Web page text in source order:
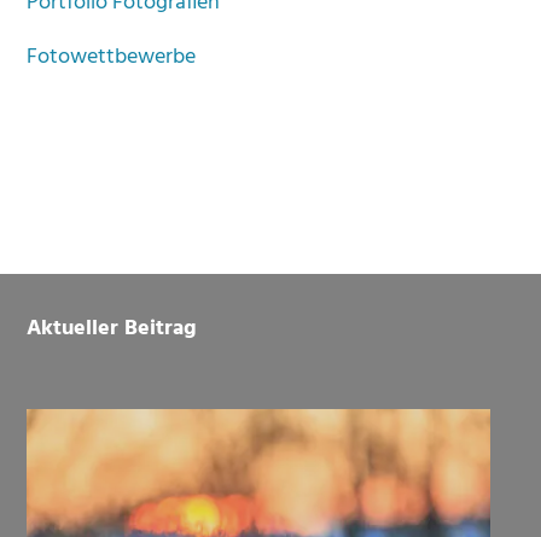
Fotowettbewerbe
Footer
Aktueller Beitrag